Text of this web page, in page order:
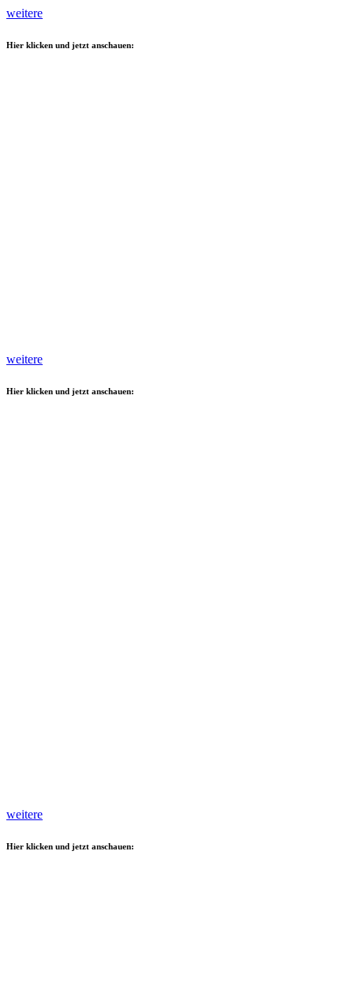
weitere
Hier klicken und jetzt anschauen:
weitere
Hier klicken und jetzt anschauen:
weitere
Hier klicken und jetzt anschauen: